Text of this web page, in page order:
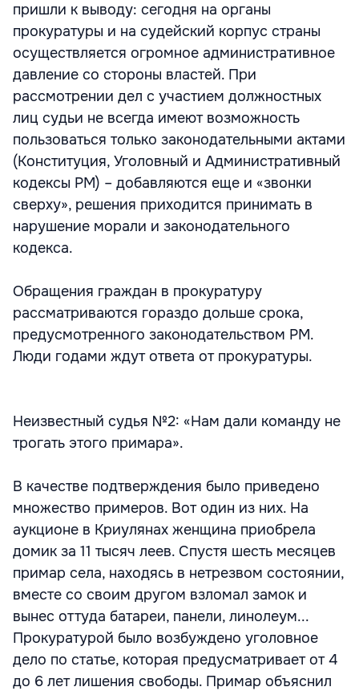
пришли к выводу: сегодня на органы
прокуратуры и на судейский корпус страны
осуществляется огромное административное
давление со стороны властей. При
рассмотрении дел с участием должностных
лиц судьи не всегда имеют возможность
пользоваться только законодательными актами
(Конституция, Уголовный и Административный
кодексы РМ) – добавляются еще и «звонки
сверху», решения приходится принимать в
нарушение морали и законодательного
кодекса.
Обращения граждан в прокуратуру
рассматриваются гораздо дольше срока,
предусмотренного законодательством РМ.
Люди годами ждут ответа от прокуратуры.
Неизвестный судья №2: «Нам дали команду не
трогать этого примара».
В качестве подтверждения было приведено
множество примеров. Вот один из них. На
аукционе в Криулянах женщина приобрела
домик за 11 тысяч леев. Спустя шесть месяцев
примар села, находясь в нетрезвом состоянии,
вместе со своим другом взломал замок и
вынес оттуда батареи, панели, линолеум...
Прокуратурой было возбуждено уголовное
дело по статье, которая предусматривает от 4
до 6 лет лишения свободы. Примар объяснил